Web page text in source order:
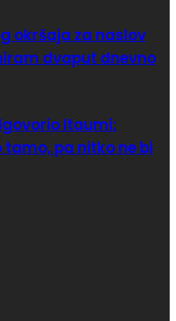
okršaja za naslov
dvaput dnevno
Itaumi:
pa nitko ne bi